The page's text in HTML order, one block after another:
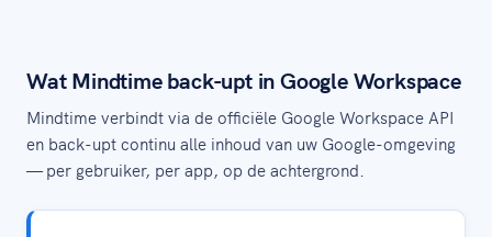
Wat Mindtime back-upt in Google Workspace
Mindtime verbindt via de officiële Google Workspace API
en back-upt continu alle inhoud van uw Google-omgeving
— per gebruiker, per app, op de achtergrond.